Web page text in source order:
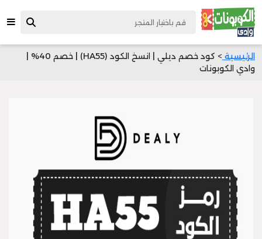
الرئيسية
> كود خصم ديلي | انسخ الكود (HA55) | خصم 40% |
وادي الكوبونات